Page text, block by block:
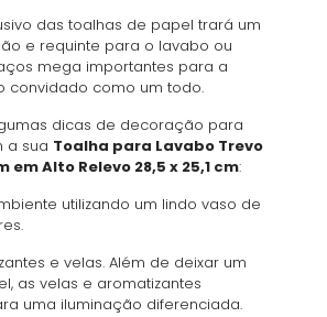
das toalhas de papel trará um
e requinte para o lavabo ou
mega importantes para a
convidado como um todo.
dicas de decoração para
a sua Toalha para Lavabo Trevo
em Alto Relevo 28,5 x 25,1 cm:
utilizando um lindo vaso de
e velas. Além de deixar um
as velas e aromatizantes
uma iluminação diferenciada.